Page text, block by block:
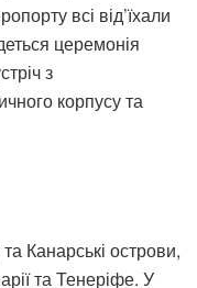
всі від’їхали
церемонія
з
корпусу та
Канарські острови,
та Тенеріфе. У